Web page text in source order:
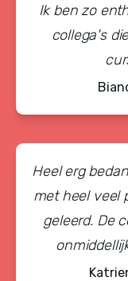
Ik ben zo
collega's
Heel erg
met heel veel
geleerd. De